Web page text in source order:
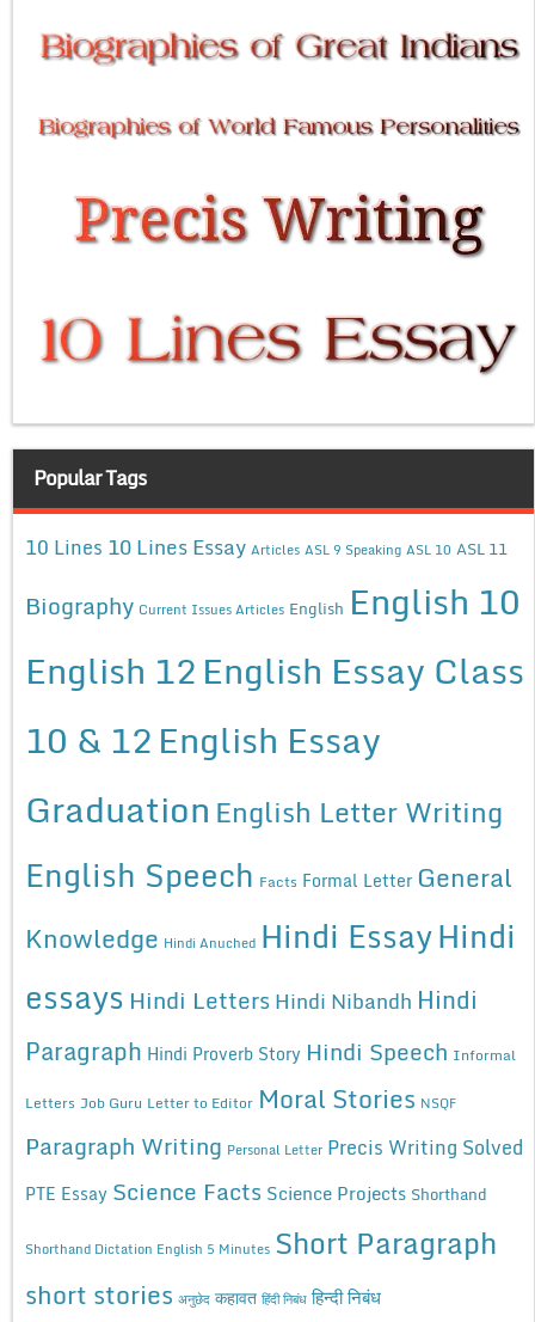
Popular Tags
10 Lines 10 Lines Essay Articles ASL 9 Speaking ASL 10 ASL 11
Biography Current Issues Articles English English 10
English 12English Essay Class
10 & 12English Essay
Graduation English Letter Writing
English Speech Facts Formal Letter General
Knowledge Hindi Anuched Hindi EssayHindi
essays Hindi Letters Hindi Nibandh Hindi
Paragraph Hindi Proverb Story Hindi Speech Informal
Letters Job Guru Letter to Editor Moral Stories NSQF
Paragraph Writing Personal Letter Precis Writing Solved
PTE Essay Science Facts Science Projects Shorthand
Shorthand Dictation English 5 Minutes Short Paragraph
short stories अनुछेद कहावत हिंदी निबंध हिन्दी निबंध